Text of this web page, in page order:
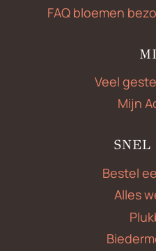
FAQ bloemen
Veel
Mijn
SNEL
Bestel
Alles